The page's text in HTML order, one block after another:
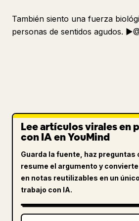
También siento una fuerza
personas de sentidos agudos.
Lee artículos virales en
con IA en YouMind
Guarda la fuente, haz preguntas
resume el argumento y
en notas reutilizables en un
trabajo con IA.